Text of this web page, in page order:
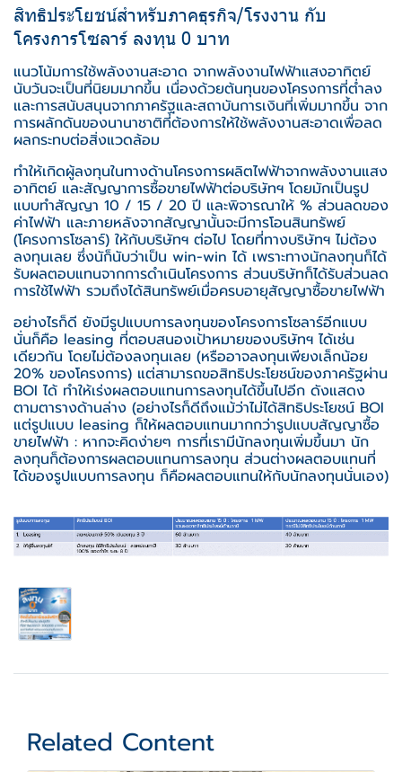
สิทธิประโยชน์สำหรับภาคธุรกิจ/โรงงาน กับ
โครงการโซลาร์ ลงทุน 0 บาท
แนวโน้มการใช้พลังงานสะอาด จากพลังงานไฟฟ้าแสงอาทิตย์
นับวันจะเป็นที่นิยมมากขึ้น เนื่องด้วยต้นทุนของโครงการที่ต่ำลง
และการสนับสนุนจากภาครัฐและสถาบันการเงินที่เพิ่มมากขึ้น จาก
การผลักดันของนานาชาติที่ต้องการให้ใช้พลังงานสะอาดเพื่อลด
ผลกระทบต่อสิ่งแวดล้อม
ทำให้เกิดผู้ลงทุนในทางด้านโครงการผลิตไฟฟ้าจากพลังงานแสง
อาทิตย์ และสัญญาการซื้อขายไฟฟ้าต่อบริษัทฯ โดยมักเป็นรูป
แบบทำสัญญา 10 / 15 / 20 ปี และพิจารณาให้ % ส่วนลดของ
ค่าไฟฟ้า และภายหลังจากสัญญานั้นจะมีการโอนสินทรัพย์
(โครงการโซลาร์) ให้กับบริษัทฯ ต่อไป โดยที่ทางบริษัทฯ ไม่ต้อง
ลงทุนเลย ซึ่งนัก็นับว่าเป็น win-win ได้ เพราะทางนักลงทุนก็ได้
รับผลตอบแทนจากการดำเนินโครงการ ส่วนบริษัทก็ได้รับส่วนลด
การใช้ไฟฟ้า รวมถึงได้สินทรัพย์เมื่อครบอายุสัญญาซื้อขายไฟฟ้า
อย่างไรก็ดี ยังมีรูปแบบการลงทุนของโครงการโซลาร์อีกแบบ
นั่นก็คือ leasing ที่ตอบสนองเป้าหมายของบริษัทฯ ได้เช่น
เดียวกัน โดยไม่ต้องลงทุนเลย (หรืออาจลงทุนเพียงเล็กน้อย
20% ของโครงการ) แต่สามารถขอสิทธิประโยชน์ของภาครัฐผ่าน
BOI ได้ ทำให้เร่งผลตอบแทนการลงทุนได้ขึ้นไปอีก ดังแสดง
ตามตารางด้านล่าง (อย่างไรก็ดีถึงแม้ว่าไม่ได้สิทธิประโยชน์ BOI
แต่รูปแบบ leasing ก็ให้ผลตอบแทนมากกว่ารูปแบบสัญญาซื้อ
ขายไฟฟ้า : หากจะคิดง่ายๆ การที่เรามีนักลงทุนเพิ่มขึ้นมา นัก
ลงทุนก็ต้องการผลตอบแทนการลงทุน ส่วนต่างผลตอบแทนที่
ได้ของรูปแบบการลงทุน ก็คือผลตอบแทนให้กับนักลงทุนนั่นเอง)
Related Content